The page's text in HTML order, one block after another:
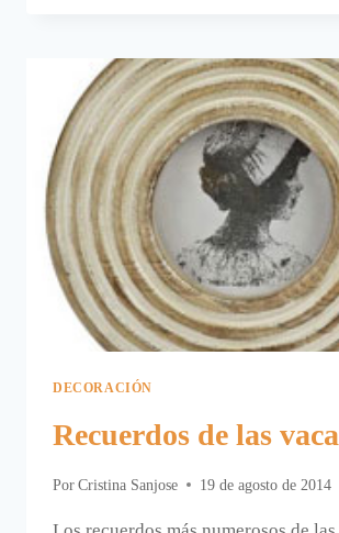
DE
FOTOMATÓN.
DECORACIÓN
Recuerdos de las
Por Cristina Sanjose 19 de agosto de 2014